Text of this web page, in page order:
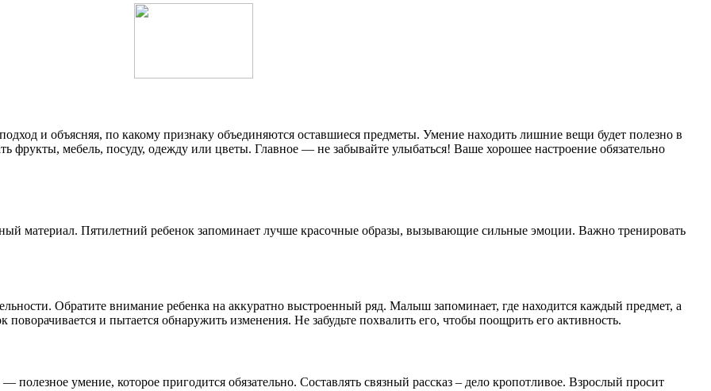
и объясняя, по какому признаку объединяются оставшиеся предметы. Умение находить лишние вещи будет полезно в
фрукты, мебель, посуду, одежду или цветы. Главное — не забывайте улыбаться! Ваше хорошее настроение обязательно
материал. Пятилетний ребенок запоминает лучше красочные образы, вызывающие сильные эмоции. Важно тренировать
Обратите внимание ребенка на аккуратно выстроенный ряд. Малыш запоминает, где находится каждый предмет, а
и пытается обнаружить изменения. Не забудьте похвалить его, чтобы поощрить его активность.
полезное умение, которое пригодится обязательно. Составлять связный рассказ – дело кропотливое. Взрослый просит